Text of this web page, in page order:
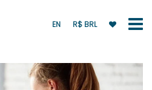
EN R$ BRL